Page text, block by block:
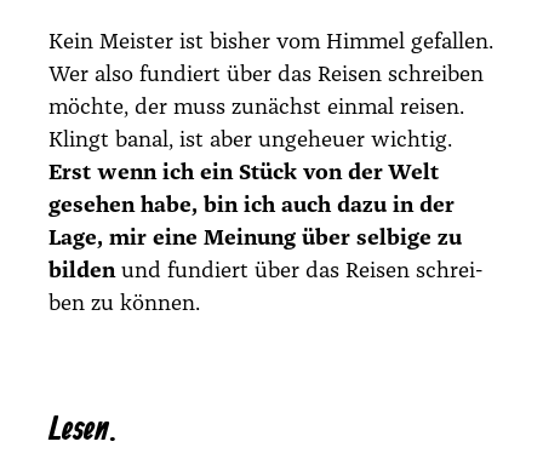
Kein Meis­ter ist bis­her vom Him­mel gefal­len.
Wer also fun­diert über das Rei­sen schrei­ben
möch­te, der muss zunächst ein­mal rei­sen.
Klingt banal, ist aber unge­heu­er wich­tig.
Erst wenn ich ein Stück von der Welt
gese­hen habe, bin ich auch dazu in der
Lage, mir eine Mei­nung über sel­bi­ge zu
bil­denund fun­diert über das Rei­sen schrei­
ben zu kön­nen.
Lesen.